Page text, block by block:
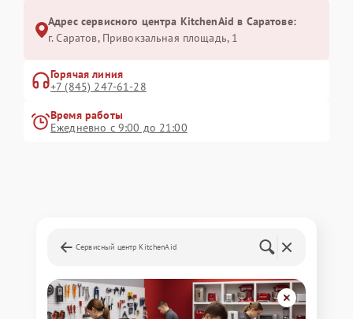
Адрес сервисного центра KitchenAid в Саратове:
г. Саратов, Привокзальная площадь, 1
Горячая линия
+7 (845) 247-61-28
Время работы
Ежедневно с 9:00 до 21:00
Сервисный центр KitchenAid